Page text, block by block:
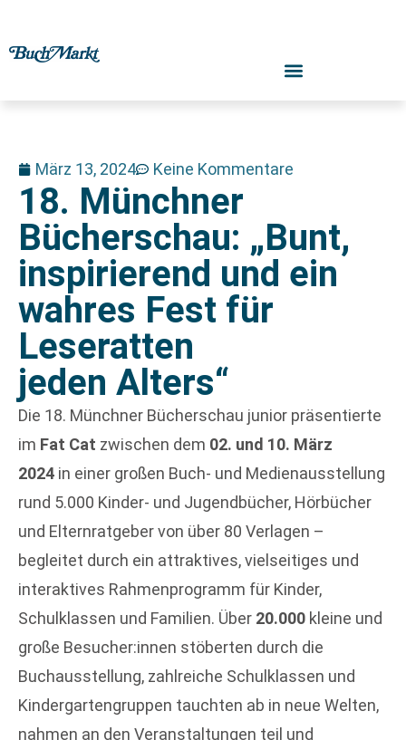
März 13, 2024 Keine Kommentare
18. Münchner
Bücherschau: „Bunt,
inspirierend und ein
wahres Fest für
Leseratten
jeden Alters“
Die 18. Münchner Bücherschau junior präsentierte
im Fat Cat zwischen dem 02. und 10. März
2024 in einer großen Buch- und Medienausstellung
rund 5.000 Kinder- und Jugendbücher, Hörbücher
und Elternratgeber von über 80 Verlagen –
begleitet durch ein attraktives, vielseitiges und
interaktives Rahmenprogramm für Kinder,
Schulklassen und Familien. Über 20.000 kleine und
große Besucher:innen stöberten durch die
Buchausstellung, zahlreiche Schulklassen und
Kindergartengruppen tauchten ab in neue Welten,
nahmen an den Veranstaltungen teil und